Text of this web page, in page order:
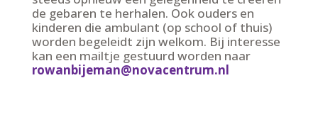
de gebaren te herhalen. Ook ouders en
kinderen die ambulant (op school of thuis)
worden begeleidt zijn welkom. Bij interesse
kan een mailtje gestuurd worden naar
rowanbijeman@novacentrum.nl